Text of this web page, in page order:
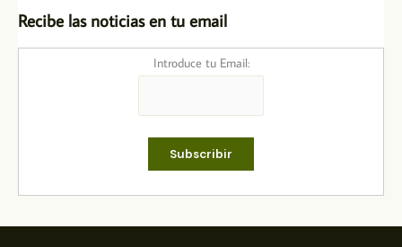
Recibe las noticias en tu email
Introduce tu Email: